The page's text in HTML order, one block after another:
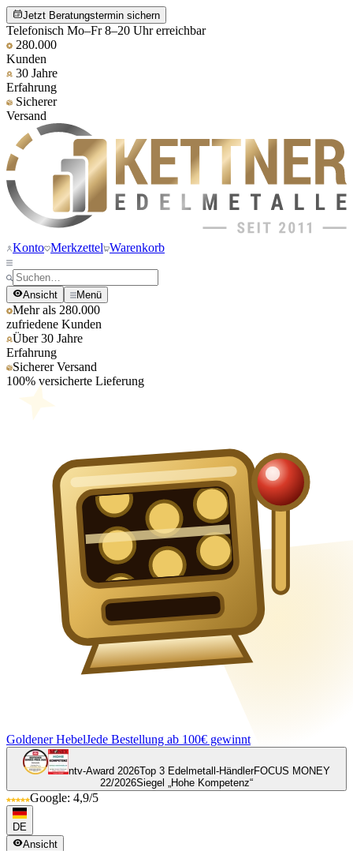
Jetzt Beratungstermin sichern
Telefonisch Mo–Fr 8–20 Uhr erreichbar
280.000
Kunden
30 Jahre
Erfahrung
Sicherer
Versand
Konto Merkzettel Warenkorb
Ansicht Menü
Mehr als 280.000
zufriedene Kunden
Über 30 Jahre
Erfahrung
Sicherer Versand
100% versicherte Lieferung
Goldener HebelJede Bestellung ab 100€ gewinnt
ntv-Award 2026Top 3 Edelmetall-HändlerFOCUS MONEY
22/2026Siegel „Hohe Kompetenz“
Google: 4,9/5
DE
Ansicht